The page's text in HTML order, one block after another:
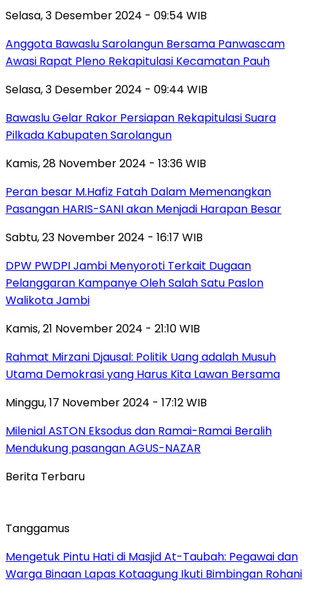
Selasa, 3 Desember 2024 - 09:54 WIB
Anggota Bawaslu Sarolangun Bersama Panwascam
Awasi Rapat Pleno Rekapitulasi Kecamatan Pauh
Selasa, 3 Desember 2024 - 09:44 WIB
Bawaslu Gelar Rakor Persiapan Rekapitulasi Suara
Pilkada Kabupaten Sarolangun
Kamis, 28 November 2024 - 13:36 WIB
Peran besar M.Hafiz Fatah Dalam Memenangkan
Pasangan HARIS-SANI akan Menjadi Harapan Besar
Sabtu, 23 November 2024 - 16:17 WIB
DPW PWDPI Jambi Menyoroti Terkait Dugaan
Pelanggaran Kampanye Oleh Salah Satu Paslon
Walikota Jambi
Kamis, 21 November 2024 - 21:10 WIB
Rahmat Mirzani Djausal: Politik Uang adalah Musuh
Utama Demokrasi yang Harus Kita Lawan Bersama
Minggu, 17 November 2024 - 17:12 WIB
Milenial ASTON Eksodus dan Ramai-Ramai Beralih
Mendukung pasangan AGUS-NAZAR
Berita Terbaru
Tanggamus
Mengetuk Pintu Hati di Masjid At-Taubah: Pegawai dan
Warga Binaan Lapas Kotaagung Ikuti Bimbingan Rohani